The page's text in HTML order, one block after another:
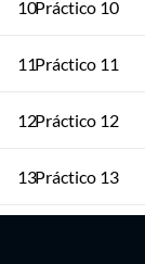
10Práctico 10
11Práctico 11
12Práctico 12
13Práctico 13